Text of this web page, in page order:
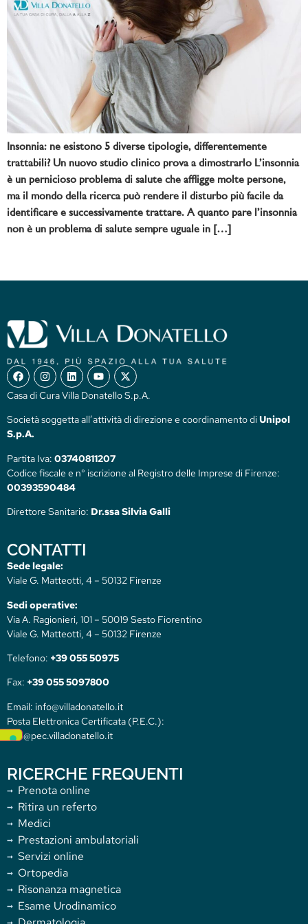
Insonnia: ne esistono 5 diverse tipologie, differentemente
trattabili? Un nuovo studio clinico prova a dimostrarlo L’insonnia
è un pernicioso problema di salute che affligge molte persone,
ma il mondo della ricerca può rendere il disturbo più facile da
identificare e successivamente trattare. A quanto pare l’insonnia
non è un problema di salute sempre uguale in […]
Casa di Cura Villa Donatello S.p.A.
Società soggetta all’attività di direzione e coordinamento diUnipol
S.p.A.
Partita Iva: 03740811207
Codice fiscale e n° iscrizione al Registro delle Imprese di Firenze:
00393590484
Direttore Sanitario: Dr.ssa Silvia Galli
CONTATTI
Sede legale:
Viale G. Matteotti, 4 – 50132 Firenze
Sedi operative:
Via A. Ragionieri, 101 – 50019 Sesto Fiorentino
Viale G. Matteotti, 4 – 50132 Firenze
Telefono: +39 055 50975
Fax: +39 055 5097800
Email: info@villadonatello.it
Posta Elettronica Certificata (P.E.C.):
info@pec.villadonatello.it
RICERCHE FREQUENTI
Prenota online
Ritira un referto
Medici
Prestazioni ambulatoriali
Servizi online
Ortopedia
Risonanza magnetica
Esame Urodinamico